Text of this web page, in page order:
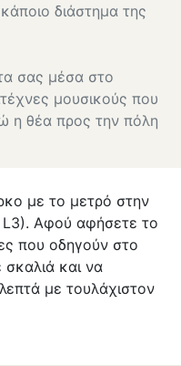
διάστημα της
σας μέσα στο
μουσικούς που
η θέα προς την πόλη
με το μετρό στην
L3). Αφού αφήσετε το
που οδηγούν στο
σκαλιά και να
με τουλάχιστον